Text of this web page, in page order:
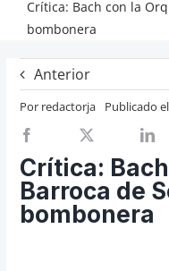
Artículos
Previos de ópera
Entrevistas
Recomendación
Cosas de Beckmesser
Nosotros y privacidad
Buscar:
Crítica: Bach con la
bombonera
Anterior
Por redactorja Publicado
Crítica:
Barroca de
bombonera